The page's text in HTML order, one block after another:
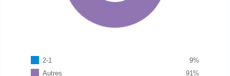
2-1 %
9
Autres
%
91